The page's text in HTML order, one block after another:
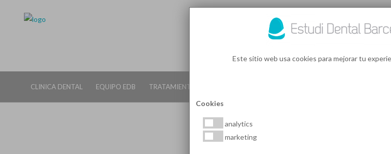
CLINICA DENTAL EQUIPO EDB TRATAMIENTOS DENTALES EN BARCELONA
Este sitio web usa cookies para mejorar tu
Cookies
analytics
marketing